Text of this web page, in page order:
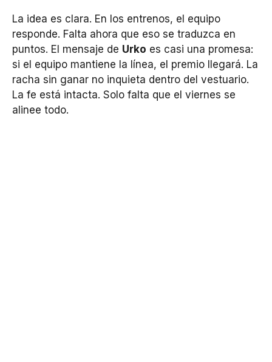
La idea es clara. En los entrenos, el equipo
responde. Falta ahora que eso se traduzca en
puntos. El mensaje de Urko es casi una promesa:
si el equipo mantiene la línea, el premio llegará. La
racha sin ganar no inquieta dentro del vestuario.
La fe está intacta. Solo falta que el viernes se
alinee todo.